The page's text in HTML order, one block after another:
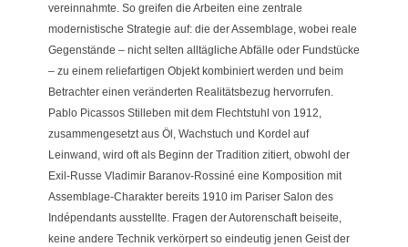
vereinnahmte. So greifen die Arbeiten eine zentrale
modernistische Strategie auf: die der Assemblage, wobei reale
Gegenstände – nicht selten alltägliche Abfälle oder Fundstücke
– zu einem reliefartigen Objekt kombiniert werden und beim
Betrachter einen veränderten Realitätsbezug hervorrufen.
Pablo Picassos Stilleben mit dem Flechtstuhl von 1912,
zusammengesetzt aus Öl, Wachstuch und Kordel auf
Leinwand, wird oft als Beginn der Tradition zitiert, obwohl der
Exil-Russe Vladimir Baranov-Rossiné eine Komposition mit
Assemblage-Charakter bereits 1910 im Pariser Salon des
Indépendants ausstellte. Fragen der Autorenschaft beiseite,
keine andere Technik verkörpert so eindeutig jenen Geist der